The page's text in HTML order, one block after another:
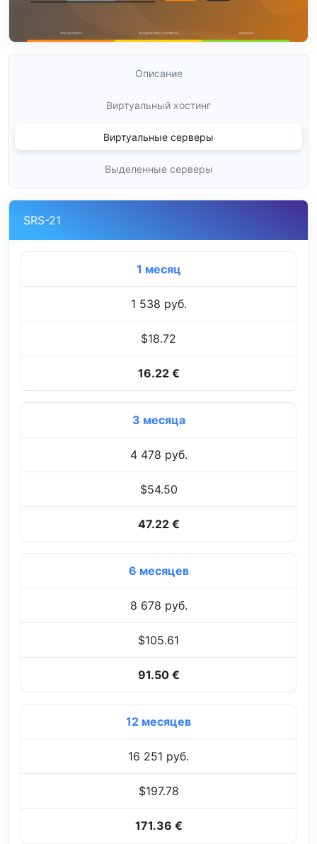
Описание
Виртуальный хостинг
Виртуальные серверы
Выделенные серверы
SRS-21
1 месяц
1 538 руб.
$18.72
16.22 €
3 месяца
4 478 руб.
$54.50
47.22 €
6 месяцев
8 678 руб.
$105.61
91.50 €
12 месяцев
16 251 руб.
$197.78
171.36 €